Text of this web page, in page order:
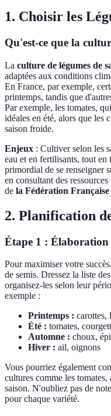
1. Choisir les
Qu'est-ce que la
La culture de légumes de
adaptées aux conditions
En France, par exemple,
printemps, tandis que
Par exemple, les tomates,
idéales en été, alors que les
saison froide.
Enjeux : Cultiver selon les
eau et en fertilisants, tout
primordial de se renseigner
en consultant des
de la Fédération
2. Planification
Étape 1 :
Pour maximiser votre
de semis. Dressez la liste
organisez-les selon leur
exemple :
Printemps : carottes,
Été : tomates,
Automne : choux,
Hiver : ail, oignons
Vous pourriez également
cultures comme les
saison. N'oubliez pas de
pour chaque variété.